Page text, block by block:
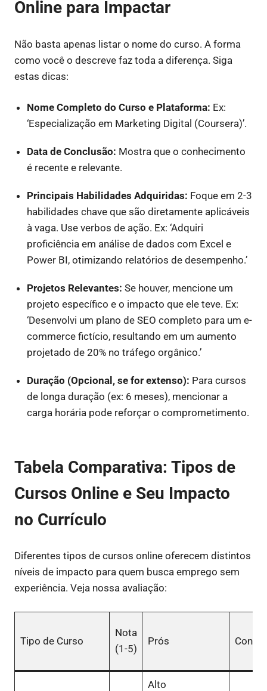
Online para Impactar
Não basta apenas listar o nome do curso. A forma
como você o descreve faz toda a diferença. Siga
estas dicas:
Nome Completo do Curso e Plataforma: Ex:
‘Especialização em Marketing Digital (Coursera)’.
Data de Conclusão: Mostra que o conhecimento
é recente e relevante.
Principais Habilidades Adquiridas: Foque em 2-3
habilidades chave que são diretamente aplicáveis
à vaga. Use verbos de ação. Ex: ‘Adquiri
proficiência em análise de dados com Excel e
Power BI, otimizando relatórios de desempenho.’
Projetos Relevantes: Se houver, mencione um
projeto específico e o impacto que ele teve. Ex:
‘Desenvolvi um plano de SEO completo para um e-
commerce fictício, resultando em um aumento
projetado de 20% no tráfego orgânico.’
Duração (Opcional, se for extenso): Para cursos
de longa duração (ex: 6 meses), mencionar a
carga horária pode reforçar o comprometimento.
Tabela Comparativa: Tipos de
Cursos Online e Seu Impacto
no Currículo
Diferentes tipos de cursos online oferecem distintos
níveis de impacto para quem busca emprego sem
experiência. Veja nossa avaliação:
Tipo de Curso
Nota
(1-5)
Prós
Alto